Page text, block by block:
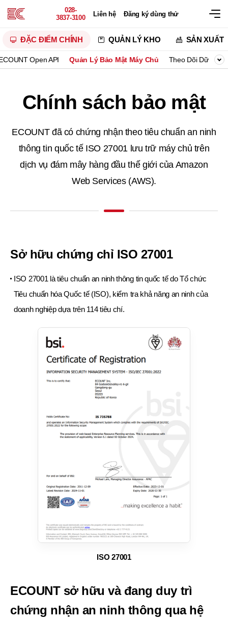
028-
3837-3100
Liên hệ Đăng ký dùng thử
ĐẶC ĐIỂM CHÍNH QUẢN LÝ KHO SẢN XUẤT
Open API Quản Lý Bảo Mật Máy Chủ Theo Dõi Dữ Liệu
Chính sách bảo mật
ECOUNT đã có chứng nhận theo tiêu chuẩn an ninh
thông tin quốc tế ISO 27001lưu trữ máy chủ trên
dịch vụ đám mây hàng đầu thế giới của Amazon
Web Services (AWS).
Sở hữu chứng chỉ ISO 27001
ISO 27001 là tiêu chuẩn an ninh thông tin quốc tế do Tổ chức
Tiêu chuẩn hóa Quốc tế (ISO), kiểm tra khả năng an ninh của
doanh nghiệp dựa trên 114 tiêu chí.
ISO 27001
ECOUNT sở hữu và đang duy trì
chứng nhận an ninh thông qua hệ